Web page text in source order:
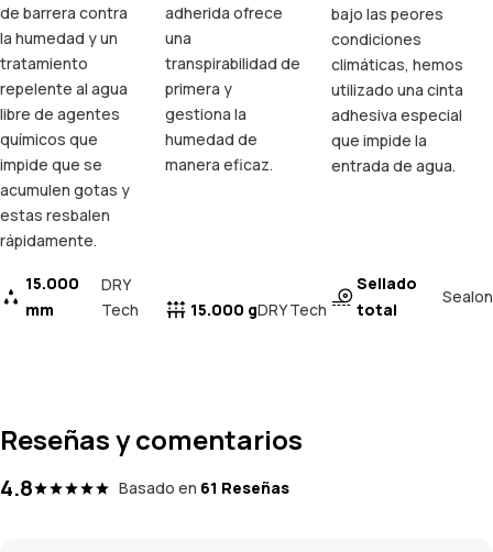
de barrera contra
la humedad y un
tratamiento
repelente al agua
libre de agentes
químicos que
impide que se
acumulen gotas y
estas resbalen
rápidamente.
15.000
mm
DRY
Tech
adherida ofrece
una
transpirabilidad de
primera y
gestiona la
humedad de
manera eficaz.
15.000 gDRY Tech
bajo las peores
condiciones
climáticas, hemos
utilizado una cinta
adhesiva especial
que impide la
entrada de agua.
Sellado
total
Sealon
Reseñas y comentarios
4.8 Basado en 61 Reseñas